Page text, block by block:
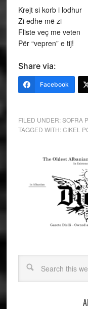
Krejt si korb i lodhur
Zi edhe më zi
Fliste veç me veten
Për “vepren” e tij!
Share via:
Facebook
FILED UNDER:SOFRA
TAGGED WITH:CIKEL